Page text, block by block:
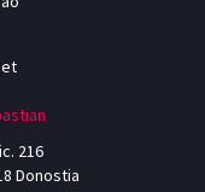
216
Donostia